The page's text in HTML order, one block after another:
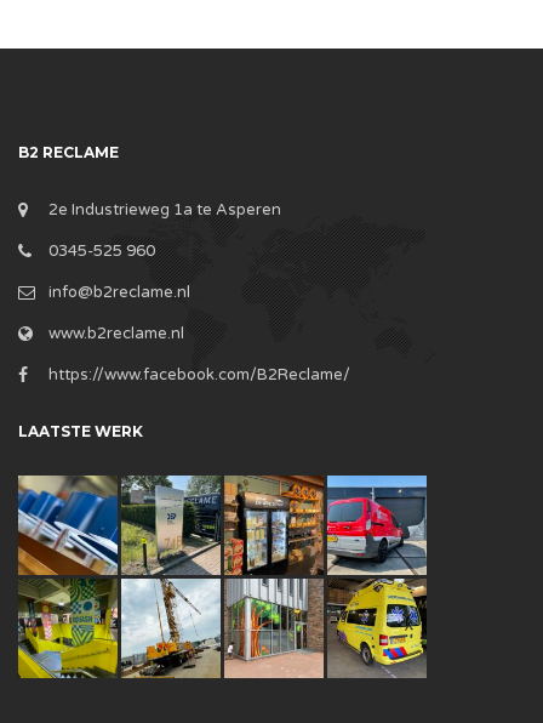
B2 RECLAME
2e Industrieweg 1a te Asperen
0345-525 960
info@b2reclame.nl
www.b2reclame.nl
https://www.facebook.com/B2Reclame/
LAATSTE WERK